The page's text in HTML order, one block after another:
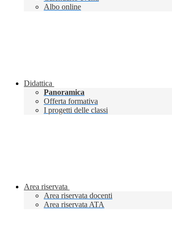
Albo online
Didattica
Panoramica
Offerta formativa
I progetti delle classi
Area riservata
Area riservata docenti
Area riservata ATA